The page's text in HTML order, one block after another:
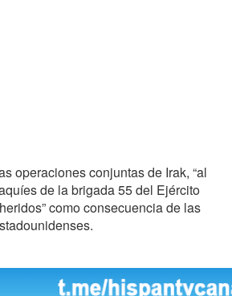
operaciones conjuntas de Irak, “al
de la brigada 55 del Ejército
como consecuencia de las